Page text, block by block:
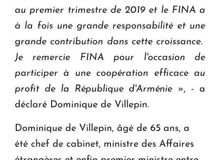
au premier trimestre de 2019 et le FINA a
à la fois une grande responsabilité et une
grande contribution dans cette croissance.
Je remercie FINA pour l'occasion de
participer à une coopération efficace au
profit de la République d'Arménie », - a
déclaré Dominique de Villepin.
Dominique de Villepin, âgé de 65 ans, a
été chef de cabinet, ministre des Affaires